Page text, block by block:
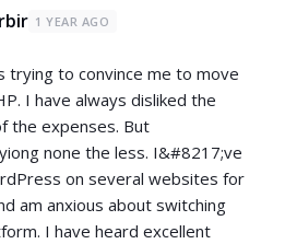
1 YEAR AGO
trying to convince me to move
I have always disliked the
the expenses. But
none the less. I&#8217;ve
on several websites for
am anxious about switching
I have heard excellent